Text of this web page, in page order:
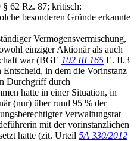
62 Rz. 87; kritisch:
besonderen Gründe erkannte
Vermögensvermischung,
einziger Aktionär als auch
war (BGE 102 III 165 E. II.3
Entscheid, in dem die Vorinstanz
Durchgriff durch
hatte in einer Situation, in
(nur) über rund 95 % der
Verwaltungsrat
mit der vorinstanzlichen
hatte (zit. Urteil 5A 330/2012